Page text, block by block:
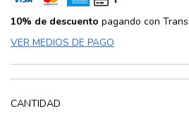
10% de descuento pagando con
VER MEDIOS DE PAGO
CANTIDAD